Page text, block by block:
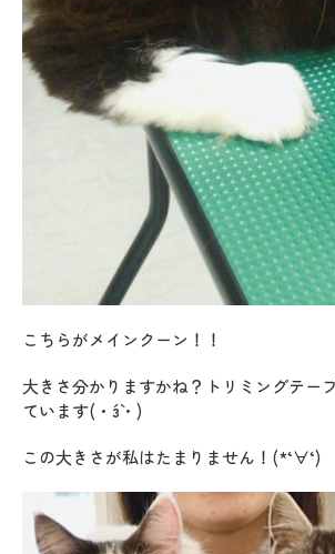
こちらがメインクーン！！
大きさ分かりますかね？トリミングテー
ています(・´з`・)
この大きさが私はたまりません！(*‘∀‘)